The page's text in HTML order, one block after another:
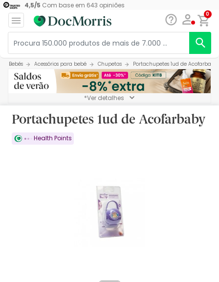
4,5/5 Com base em 643 opiniões
0
Bebés Acessórios para bebé Chupetas Portachupetes 1ud de Acofarbaby
*Ver detalhes
Portachupetes 1ud de Acofarbaby
Health Points